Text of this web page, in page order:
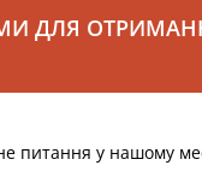
ДЛЯ
питання у нашому